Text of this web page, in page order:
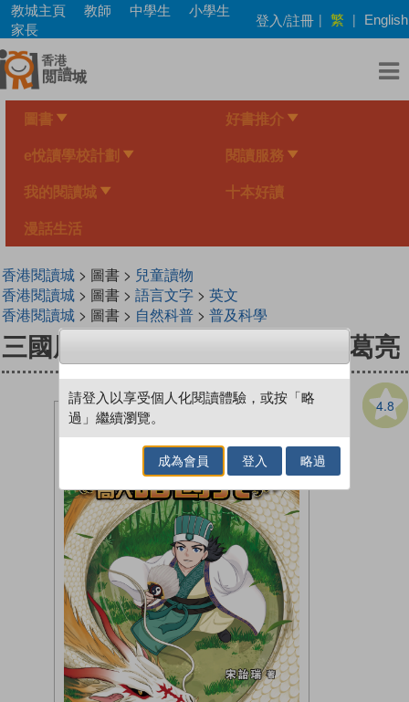
Skip
main
content
教城主頁 教師 中學生
小學生
家長
登入/註冊 | 繁 | English
圖書 好書推介
e悅讀學校計劃 閱讀服務
我的閱讀城 十本好讀
漫話生活
香港閱讀城> 圖書 > 兒童讀物
香港閱讀城> 圖書 > 語言文字> 英文
香港閱讀城> 圖書 > 自然科普> 普及科學
三國風雲人物傳1：隱世高人諸葛亮
4.8
請登入以享受個人化閱讀體驗，或按「略
過」繼續瀏覽。
成為會員 登入 略過